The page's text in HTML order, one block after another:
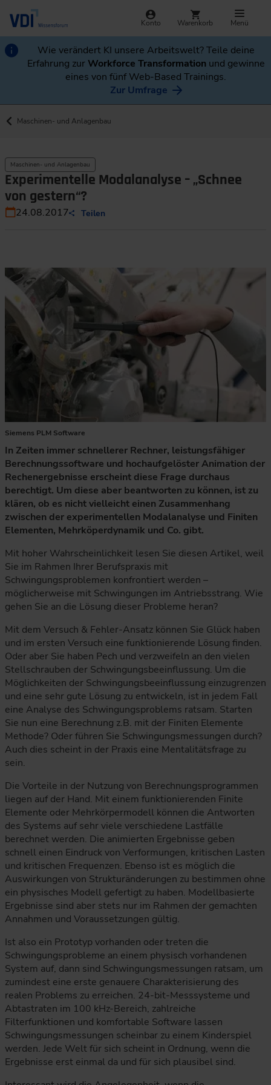
Konto Warenkorb Menü
Wie verändert KI unsere Arbeitswelt? Teile deine
Erfahrung zurWorkforce Transformation und gewinne
eines von fünf Web-Based Trainings.
Zur Umfrage
Maschinen- und Anlagenbau
Maschinen- und Anlagenbau
Experimentelle Modalanalyse – „Schnee
von gestern“?
24.08.2017 Teilen
Siemens PLM Software
In Zeiten immer schnellerer Rechner, leistungsfähiger
Berechnungssoftware und hochaufgelöster Animation der
Rechenergebnisse erscheint diese Frage durchaus
berechtigt. Um diese aber beantworten zu können, ist zu
klären, ob es nicht vielleicht einen Zusammenhang
zwischen der experimentellen Modalanalyse und Finiten
Elementen, Mehrköperdynamik und Co. gibt.
Mit hoher Wahrscheinlichkeit lesen Sie diesen Artikel, weil
Sie im Rahmen Ihrer Berufspraxis mit
Schwingungsproblemen konfrontiert werden –
möglicherweise mit Schwingungen im Antriebsstrang. Wie
gehen Sie an die Lösung dieser Probleme heran?
Mit dem Versuch & Fehler-Ansatz können Sie Glück haben
und im ersten Versuch eine funktionierende Lösung finden.
Oder aber Sie haben Pech und verzweifeln an den vielen
Stellschrauben der Schwingungsbeeinflussung. Um die
Möglichkeiten der Schwingungsbeeinflussung einzugrenzen
und eine sehr gute Lösung zu entwickeln, ist in jedem Fall
eine Analyse des Schwingungsproblems ratsam. Starten
Sie nun eine Berechnung z.B. mit der Finiten Elemente
Methode? Oder führen Sie Schwingungsmessungen durch?
Auch dies scheint in der Praxis eine Mentalitätsfrage zu
sein.
Die Vorteile in der Nutzung von Berechnungsprogrammen
liegen auf der Hand. Mit einem funktionierenden Finite
Elemente oder Mehrkörpermodell können die Antworten
des Systems auf sehr viele verschiedene Lastfälle
berechnet werden. Die animierten Ergebnisse geben
schnell einen Eindruck von Verformungen, kritischen Lasten
und kritischen Frequenzen. Ebenso ist es möglich die
Auswirkungen von Strukturänderungen zu bestimmen ohne
ein physisches Modell gefertigt zu haben. Modellbasierte
Ergebnisse sind aber stets nur im Rahmen der gemachten
Annahmen und Voraussetzungen gültig.
Ist also ein Prototyp vorhanden oder treten die
Schwingungsprobleme an einem physisch vorhandenen
System auf, dann sind Schwingungsmessungen ratsam, um
zumindest eine erste genauere Charakterisierung des
realen Problems zu erreichen. 24-bit-Messsysteme und
Abtastraten im 100 kHz-Bereich, zahlreiche
Filterfunktionen und komfortable Software lassen
Schwingungsmessungen scheinbar zu einem Kinderspiel
werden. Jede Welt für sich scheint in Ordnung, wenn die
Ergebnisse erst einmal da und für sich plausibel sind.